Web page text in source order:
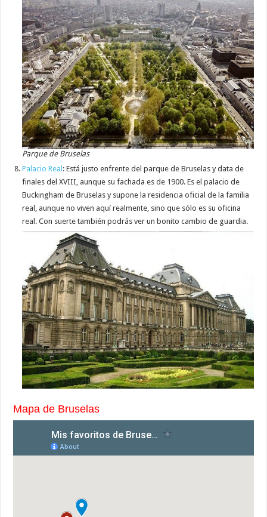
Parque de Bruselas
Palacio Real : Está justo enfrente del parque de Bruselas y data de
finales del XVIII, aunque su fachada es de 1900. Es el palacio de
Buckingham de Bruselas y supone la residencia oficial de la familia
real, aunque no viven aquí realmente, sino que sólo es su oficina
real. Con suerte también podrás ver un bonito cambio de guardia.
Mapa de Bruselas